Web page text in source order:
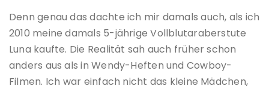
Denn genau das dachte ich mir damals auch, als ich
2010 meine damals 5-jährige Vollblutaraberstute
Luna kaufte. Die Realität sah auch früher schon
anders aus als in Wendy-Heften und Cowboy-
Filmen. Ich war einfach nicht das kleine Mädchen,